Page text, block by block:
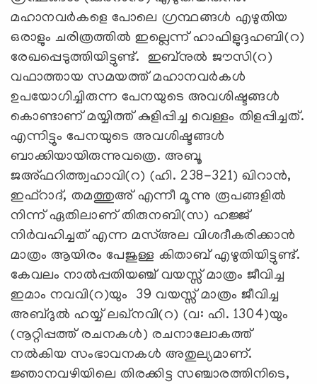
മഹാനവർകളെ പോലെ ഗ്രന്ഥങ്ങൾ എഴുതിയ
ഒരാളും ചരിത്രത്തിൽ ഇല്ലെന്ന് ഹാഫിളുദ്ദഹബി(റ)
രേഖപ്പെടുത്തിയിട്ടുണ്ട്. ഇബ്‌നുൽ ജൗസി(റ)
വഫാത്തായ സമയത്ത് മഹാനവർകൾ
ഉപയോഗിച്ചിരുന്ന പേനയുടെ അവശിഷ്ടങ്ങൾ
കൊണ്ടാണ് മയ്യിത്ത് കുളിപ്പിച്ച വെള്ളം തിളപ്പിച്ചത്.
എന്നിട്ടും പേനയുടെ അവശിഷ്ടങ്ങൾ
ബാക്കിയായിരുന്നുവത്രെ. അബൂ
ജഅ്ഫറിത്ത്വഹാവി(റ) (ഹി. 238-321) ഖിറാൻ,
ഇഫ്‌റാദ്, തമത്തുഅ് എന്നീ മൂന്നു രൂപങ്ങളിൽ
നിന്ന് ഏതിലാണ് തിരുനബി(സ) ഹജ്ജ്
നിർവഹിച്ചത് എന്ന മസ്അല വിശദീകരിക്കാൻ
മാത്രം ആയിരം പേജുള്ള കിതാബ് എഴുതിയിട്ടുണ്ട്.
കേവലം നാൽപ്പതിയഞ്ച് വയസ്സ് മാത്രം ജീവിച്ച
ഇമാം നവവി(റ)യും 39 വയസ്സ് മാത്രം ജീവിച്ച
അബ്ദുൽ ഹയ്യ് ലഖ്‌നവി(റ) (വ: ഹി. 1304)യും
(നൂറ്റിപ്പത്ത് രചനകൾ) രചനാലോകത്ത്
നൽകിയ സംഭാവനകൾ അതുല്യമാണ്.
ജ്ഞാനവഴിയിലെ തിരക്കിട്ട സഞ്ചാരത്തിനിടെ,